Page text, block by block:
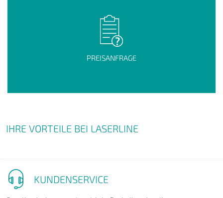
PREISANFRAGE
IHRE VORTEILE BEI LASERLINE
KUNDENSERVICE